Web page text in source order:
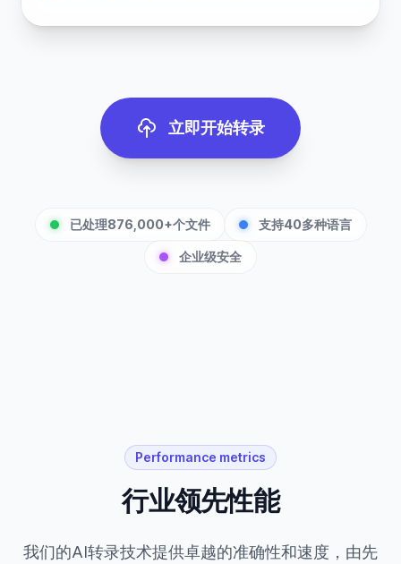
立即开始转录
已处理876,000+个文件 支持40多种语言
企业级安全
Performance metrics
行业领先性能
我们的AI转录技术提供卓越的准确性和速度，由先